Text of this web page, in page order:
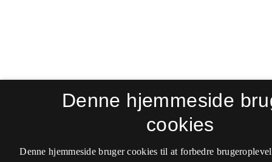
Denne hjemmeside
cookies
Denne hjemmeside bruger cookies til at forbedre